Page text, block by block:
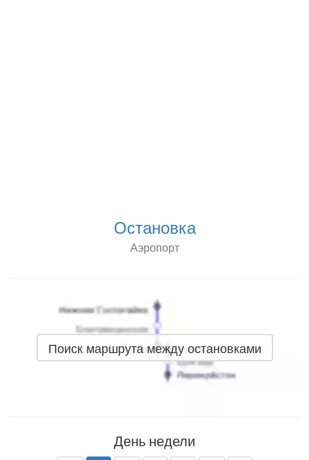
Остановка
Аэропорт
Поиск маршрута между остановками
День недели